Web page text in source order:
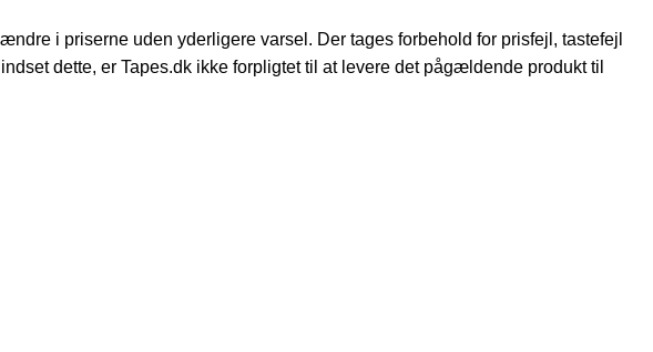
i priserne uden yderligere varsel. Der tages forbehold for prisfejl, tastefejl
dette, er Tapes.dk ikke forpligtet til at levere det pågældende produkt til